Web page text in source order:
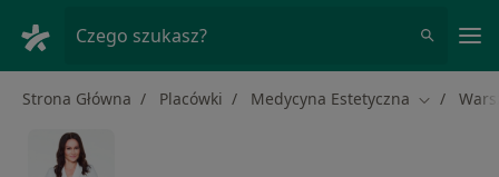
Czego szukasz?
Strona Główna Placówki Medycyna Estetyczna Zmień